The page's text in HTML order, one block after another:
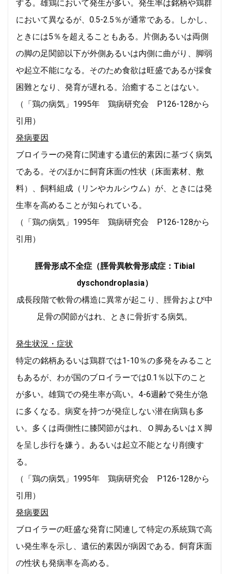
する。 雄鶏において発生が多い。発生率は銘柄や鶏群
において異なるが、0.5-2.5％が通常である。しかし、
ときには5％ を超えることもある。片側あるいは両側
の脚の足関節以下が外側あるいは内側に曲がり、脚弱
や起立不能になる。そのため食欲は旺盛であるが採食
困難となり、発育が遅れる。治癒することはない。
（「鶏の病気」1995年 鶏病研究会 P126-128から
引用）
発病要因
ブロイラーの発育に関連する遺伝的素因に基づく病気
である。そのほかに飼育床面の性状（床面素材、敷
料）、飼料組成（リンやカルシウム）が、ときには発
生率を高めることが知られている。
（「鶏の病気」1995年 鶏病研究会 P126-128から
引用）
脛骨形成不全症（脛骨異軟骨形成症：Tibial
dyschondroplasia）
成長段階で軟骨の構造に異常が起こり、脛骨および中
足骨の関節がはれ、ときに骨折する病気。
発生状況・症状
特定の銘柄あるいは鶏群では1-10％の多発をみること
もあるが、わが国のブロイラーでは0.1％以下のこと
が多い。雄鶏での発生率が高い。4-6週齢で発生が急
に多くなる。病変を持つが発症しない潜在病鶏も多
い。多くは両側性に膝関節がはれ、Ｏ脚あるいはＸ脚
を呈し歩行を嫌う。あるいは起立不能となり削痩す
る。
（「鶏の病気」1995年 鶏病研究会 P126-128から
引用）
発病要因
ブロイラーの旺盛な発育に関連して特定の系統鶏で高
い発生率を示し、遺伝的素因が病因である。飼育床面
の性状も発病率を高める。